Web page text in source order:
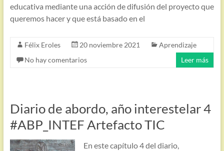
educativa mediante una acción de difusión del proyecto que
queremos hacer y que está basado en el
Félix Eroles 20 noviembre 2021
Aprendizaje
No hay comentarios
Leer más
Diario de abordo, año interestelar 4
#ABP_INTEF Artefacto TIC
En este capítulo 4 del diario,